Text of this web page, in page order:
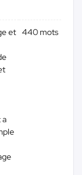
et
a
440 mots